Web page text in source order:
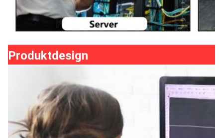
Produktdesign